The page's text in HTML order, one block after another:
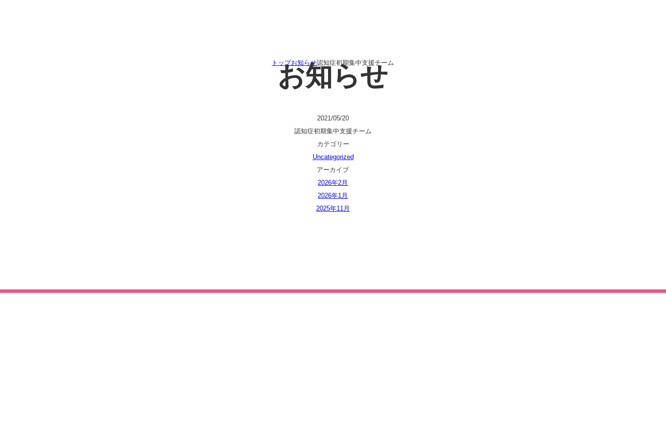
トップお知らせ認知症初期集中支援チーム
お知らせ
2021/05/20
認知症初期集中支援チーム
カテゴリー
Uncategorized
アーカイブ
2026年2月
2026年1月
2025年11月